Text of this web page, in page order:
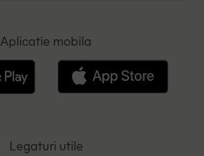
Aplicatie mobila
Legaturi utile